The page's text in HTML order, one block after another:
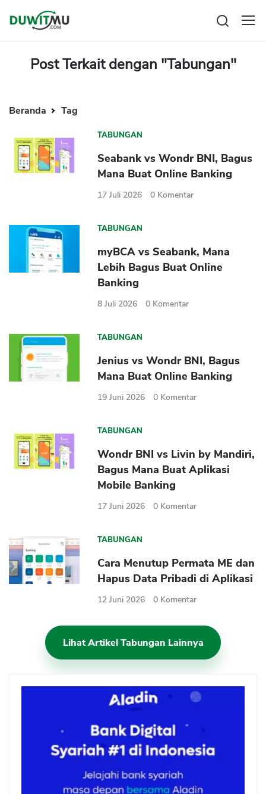
Reksadana
Bitcoin
Asuransi
Mengelola keuangan
Kartu Kredit
KTA
Pinjaman Online
Pinjaman
Kartu Kredit
Pinjaman Online
Broker Forex
Assets Crypto
Exchange
Asuransi Kesehatan
Asuransi Syariah
Post Terkait dengan "Tabungan"
Beranda Tag
TABUNGAN
Seabank vs Wondr BNI, Bagus
Mana Buat Online Banking
17 Juli 2026 0 Komentar
TABUNGAN
myBCA vs Seabank, Mana
Lebih Bagus Buat Online
Banking
8 Juli 2026 0 Komentar
TABUNGAN
Jenius vs Wondr BNI, Bagus
Mana Buat Online Banking
19 Juni 2026 0 Komentar
TABUNGAN
Wondr BNI vs Livin by Mandiri,
Bagus Mana Buat Aplikasi
Mobile Banking
17 Juni 2026 0 Komentar
TABUNGAN
Cara Menutup Permata ME dan
Hapus Data Pribadi di Aplikasi
12 Juni 2026 0 Komentar
Lihat Artikel Tabungan Lainnya